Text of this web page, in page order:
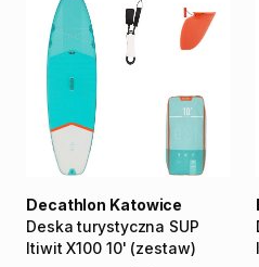
Deska turystyczna SUP
Itiwit X100 10' (zestaw)
Decathlon Katowice